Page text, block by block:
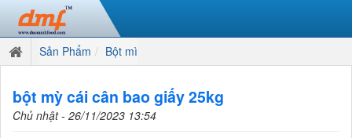
Sản Phẩm Bột mì
bột mỳ cái cân bao giấy 25kg
Chủ nhật - 26/11/2023 13:54